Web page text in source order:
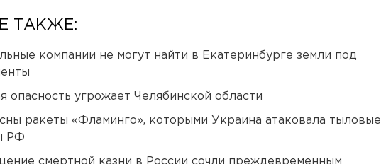
ТАКЖЕ:
компании не могут найти в Екатеринбурге земли под
опасность угрожает Челябинской области
ракеты «Фламинго», которыми Украина атаковала тыловые
РФ
смертной казни в России сочли преждевременным